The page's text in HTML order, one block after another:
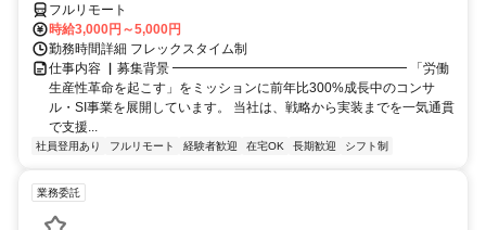
フルリモート
時給3,000円～5,000円
勤務時間詳細 フレックスタイム制
仕事内容 ▏募集背景 ━━━━━━━━━━━━━━━━━━ 「労働
生産性革命を起こす」をミッションに前年比300%成長中のコンサ
ル・SI事業を展開しています。 当社は、戦略から実装までを一気通貫
で支援...
社員登用あり フルリモート 経験者歓迎 在宅OK 長期歓迎 シフト制
業務委託